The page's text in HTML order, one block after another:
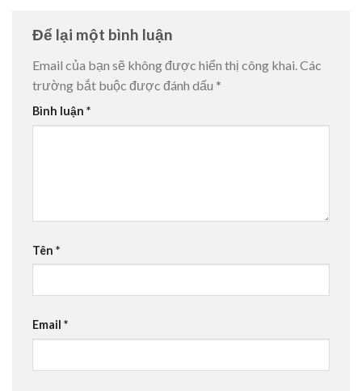
Để lại một bình luận
Email của bạn sẽ không được hiển thị công khai. Các
trường bắt buộc được đánh dấu *
Bình luận *
Tên *
Email *